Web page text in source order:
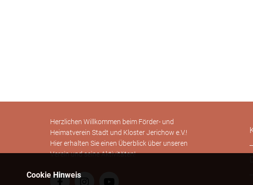
Herzlichen Willkommen beim Förder- und
Heimatverein Stadt und Kloster Jerichow e.V.!
Hier erhalten Sie einen Überblick über unseren
Verein und seine Aktivitäten!
Cookie Hinweis